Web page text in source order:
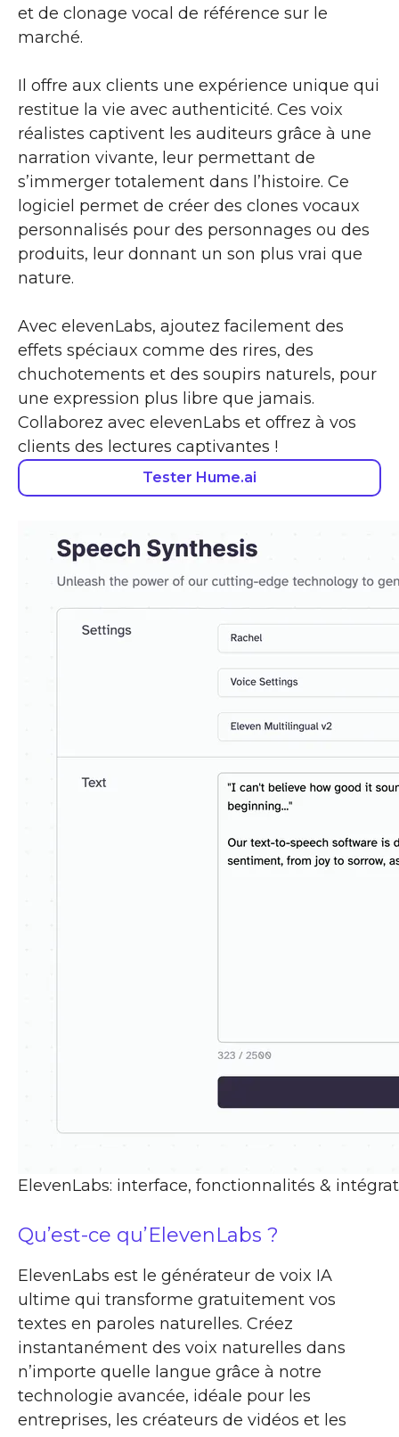
et de clonage vocal de référence sur le
marché.
Il offre aux clients une expérience unique qui
restitue la vie avec authenticité. Ces voix
réalistes captivent les auditeurs grâce à une
narration vivante, leur permettant de
s’immerger totalement dans l’histoire. Ce
logiciel permet de créer des clones vocaux
personnalisés pour des personnages ou des
produits, leur donnant un son plus vrai que
nature.
Avec elevenLabs, ajoutez facilement des
effets spéciaux comme des rires, des
chuchotements et des soupirs naturels, pour
une expression plus libre que jamais.
Collaborez avec elevenLabs et offrez à vos
clients des lectures captivantes !
Tester Hume.ai
ElevenLabs: interface, fonctionnalités &
Qu’est-ce qu’ElevenLabs ?
ElevenLabs est le générateur de voix IA
ultime qui transforme gratuitement vos
textes en paroles naturelles. Créez
instantanément des voix naturelles dans
n’importe quelle langue grâce à notre
technologie avancée, idéale pour les
entreprises, les créateurs de vidéos et les